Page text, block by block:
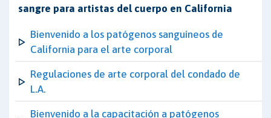
sangre para artistas del cuerpo en California
Bienvenido a los patógenos sanguíneos de
California para el arte corporal
Regulaciones de arte corporal del condado de
L.A.
Bienvenido a la capacitación a patógenos